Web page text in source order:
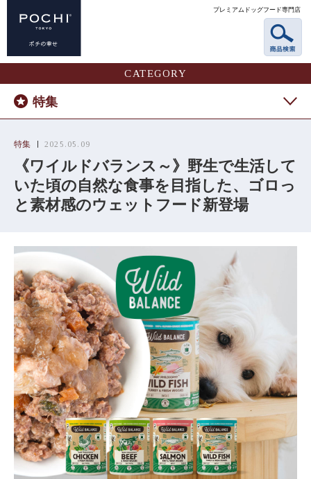
プレミアムドッグフード専門店
CATEGORY
特集
特集 2025.05.09
《ワイルドバランス～》野生で生活して
いた頃の自然な食事を目指した、ゴロっ
と素材感のウェットフード新登場